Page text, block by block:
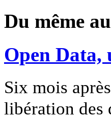
Du même
Open
Six mois
libération des